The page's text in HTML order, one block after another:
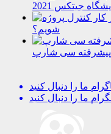
جیتکس 2021
شویم؟
پیشرفته سی شارپ
ما را دنبال کنید
ما را دنبال کنید